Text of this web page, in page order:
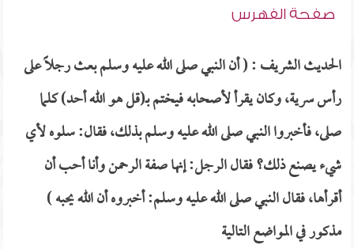
صفحة الفهرس
الحديث الشريف : ( أن النبي صلى الله عليه وسلم بعث رجلاً على
رأس سرية، وكان يقرأ لأصحابه فيختم بـ(قل هو الله أحد) كلما
صلى، فأخبروا النبي صلى الله عليه وسلم بذلك، فقال: سلوه لأي
شيء يصنع ذلك؟ فقال الرجل: إنها صفة الرحمن وأنا أحب أن
أقرأها، فقال النبي صلى الله عليه وسلم: أخبروه أن الله يحبه )
مذكور في المواضع التالية